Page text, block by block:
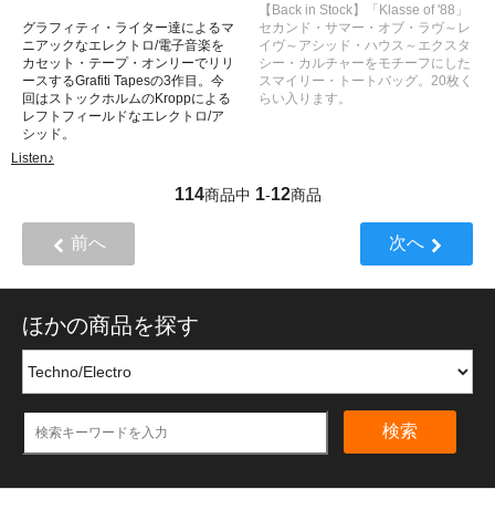
グラフィティ・ライター達によるマ
ニアックなエレクトロ/電子音楽を
カセット・テープ・オンリーでリリ
ースするGrafiti Tapesの3作目。今
回はストックホルムのKroppによる
レフトフィールドなエレクトロ/ア
シッド。
Listen♪
【Back in Stock】「Klasse of '88」
セカンド・サマー・オブ・ラヴ～レ
イヴ～アシッド・ハウス～エクスタ
シー・カルチャーをモチーフにした
スマイリー・トートバッグ。20枚く
らい入ります。
114商品中 1-12商品
前へ 次へ
ほかの商品を探す
検索